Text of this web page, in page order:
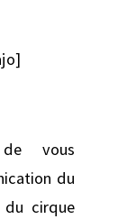
vous
du
du cirque